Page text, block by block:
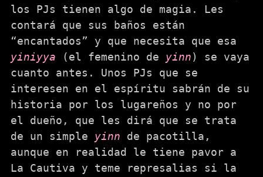
los PJs tienen algo de magia. Les
contará que sus baños están
“encantados” y que necesita que esa
yiniyya (el femenino de yinn) se vaya
cuanto antes. Unos PJs que se
interesen en el espíritu sabrán de su
historia por los lugareños y no por
el dueño, que les dirá que se trata
de un simple yinn de pacotilla,
aunque en realidad le tiene pavor a
La Cautiva y teme represalias si la